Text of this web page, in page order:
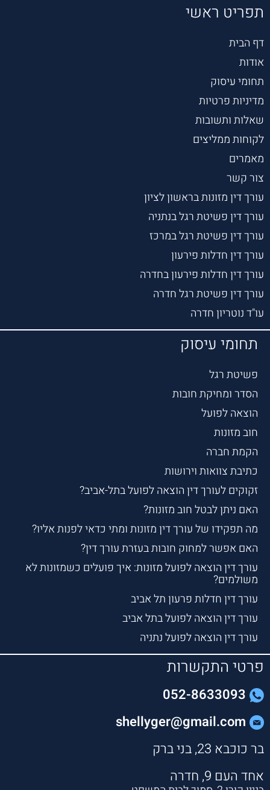
תפריט ראשי
דף הבית
אודות
תחומי עיסוק
מדיניות פרטיות
שאלות ותשובות
לקוחות ממליצים
מאמרים
צור קשר
עורך דין מזונות בראשון לציון
עורך דין פשיטת רגל בנתניה
עורך דין פשיטת רגל במרכז
עורך דין חדלות פירעון
עורך דין חדלות פירעון בחדרה
עורך דין פשיטת רגל חדרה
עו"ד נוטריון חדרה
תחומי עיסוק
פשיטת רגל
הסדר ומחיקת חובות
הוצאה לפועל
חוב מזונות
הקמת חברה
כתיבת צוואות וירושות
זקוקים לעורך דין הוצאה לפועל בתל-אביב?
האם ניתן לבטל חוב מזונות?
מה תפקידו של עורך דין מזונות ומתי כדאי לפנות אליו?
האם אפשר למחוק חובות בעזרת עורך דין?
עורך דין הוצאה לפועל מזונות: איך פועלים כשמזונות לא
משולמים?
עורך דין חדלות פרעון תל אביב
עורך דין הוצאה לפועל בתל אביב
עורך דין הוצאה לפועל נתניה
פרטי התקשרות
052-8633093
shellyger@gmail.com
בר כוכבא 23, בני ברק
אחד העם 9, חדרה